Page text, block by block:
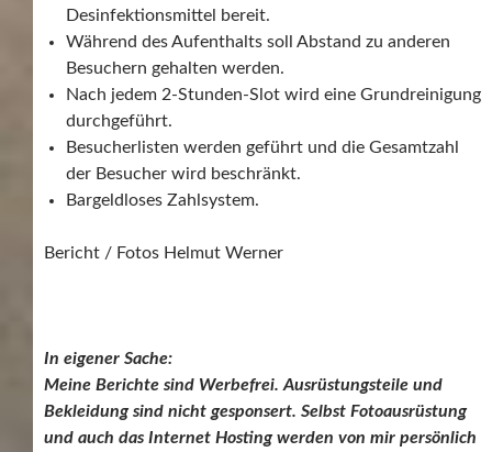
Desinfektionsmittel bereit.
Während des Aufenthalts soll Abstand zu anderen
Besuchern gehalten werden.
Nach jedem 2-Stunden-Slot wird eine Grundreinigung
durchgeführt.
Besucherlisten werden geführt und die Gesamtzahl
der Besucher wird beschränkt.
Bargeldloses Zahlsystem.
Bericht / Fotos Helmut Werner
In eigener Sache:
Meine Berichte sind Werbefrei. Ausrüstungsteile und
Bekleidung sind nicht gesponsert. Selbst Fotoausrüstung
und auch das Internet Hosting werden von mir persönlich